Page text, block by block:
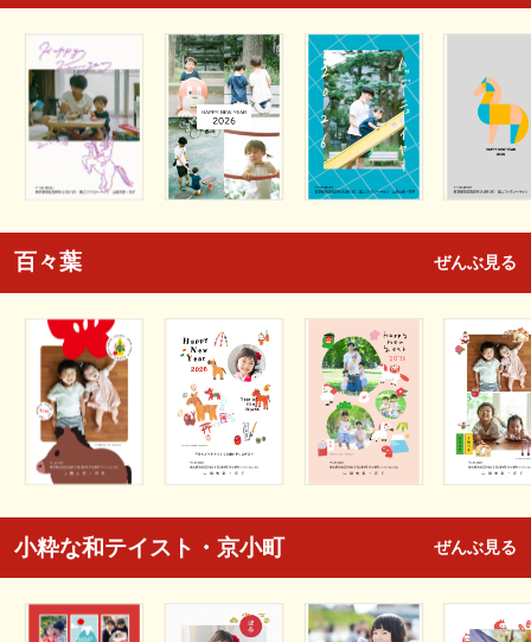
百々葉 ぜんぶ見る
小粋な和テイスト・京小町 ぜんぶ見る